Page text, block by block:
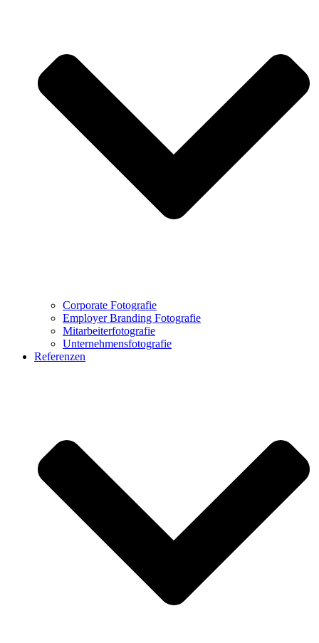
Corporate Fotografie
Employer Branding Fotografie
Mitarbeiterfotografie
Unternehmensfotografie
Referenzen